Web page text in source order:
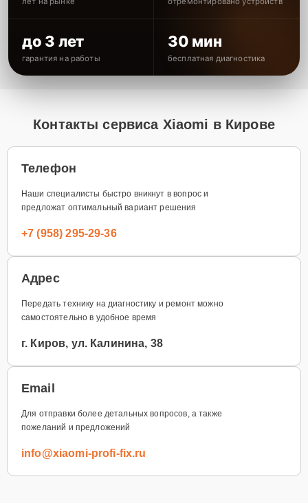
до 3 лет
гарантия на работы
30 мин
бесплатная диагностика
Контакты сервиса Xiaomi в Кирове
Телефон
Наши специалисты быстро вникнут в вопрос и
предложат оптимальный вариант решения
+7 (958) 295-29-36
Адрес
Передать технику на диагностику и ремонт можно
самостоятельно в удобное время
г. Киров, ул. Калинина, 38
Email
Для отправки более детальных вопросов, а также
пожеланий и предложений
info@xiaomi-profi-fix.ru